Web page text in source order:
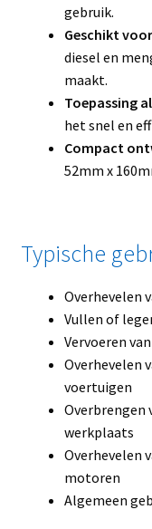
gebruik.
Geschikt
diesel en
maakt.
Toepassing
het snel en
Compact
52mm x
Typische
Overhevelen
Vullen of
Vervoeren
Overhevelen
voertuigen
Overbrengen
werkplaats
Overhevelen
motoren
Algemeen